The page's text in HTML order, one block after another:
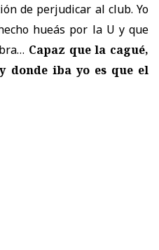
de perjudicar al club. Yo
hueás por la U y que
Capaz que la cagué,
donde iba yo es que el